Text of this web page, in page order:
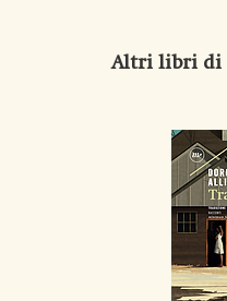
Altri libri di